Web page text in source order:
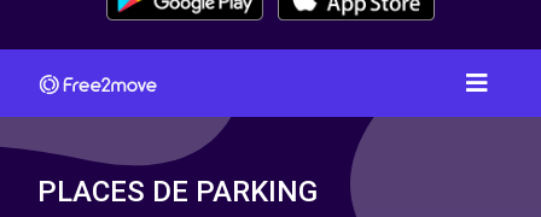
PLACES DE PARKING